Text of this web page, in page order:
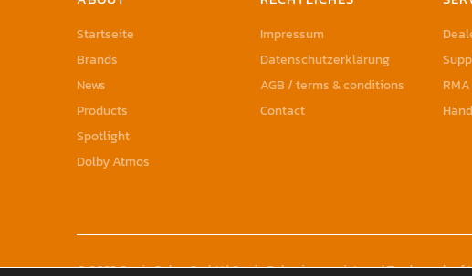
Startseite
Brands
News
Products
Spotlight
Dolby Atmos
Impressum
Datenschutzerklärung
AGB / terms & conditions
Contact
RMA
© 2023 Sonic Sales GmbH | Sonic Sales is a registered Trademark of